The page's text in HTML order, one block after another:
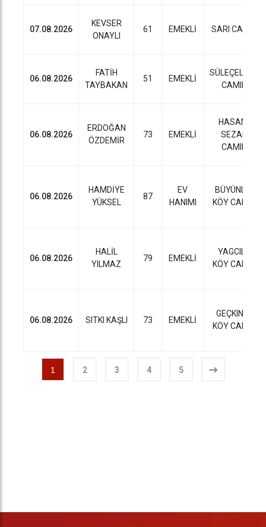
07.08.2026
KEVSER
ONAYLI
61 EMEKLİ SARI CAMII
06.08.2026
FATİH
TAYBAKAN
51 EMEKLİ
SÜLEÇELEBI
CAMII
06.08.2026
ERDOĞAN
ÖZDEMİR
73 EMEKLİ
HASAN
SEZAI
CAMII
06.08.2026
HAMDİYE
YÜKSEL
87
EV
HANIMI
BÜYÜNLÜ
KÖY CAMII
06.08.2026
HALİL
YILMAZ
79 EMEKLİ
YAGCILI
KÖY CAMII
06.08.2026 SITKI KAŞLI 73 EMEKLİ
GEÇKINLI
KÖY CAMII
1 2 3 4 5